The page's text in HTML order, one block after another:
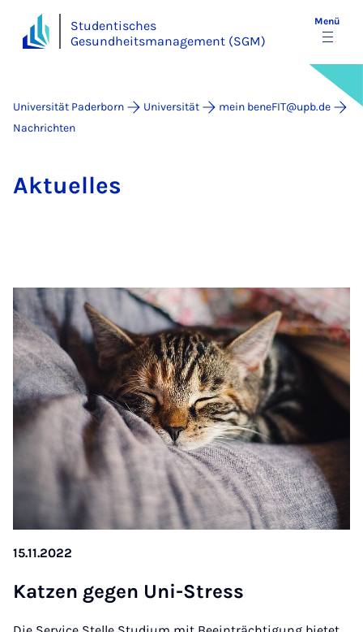
Studentisches
Gesundheitsmanagement (SGM)
Menü
Universität Paderborn Universität
mein beneFIT@upb.de
Nachrichten
Ak­tu­el­les
15.11.2022
Kat­zen ge­gen Uni-Stress